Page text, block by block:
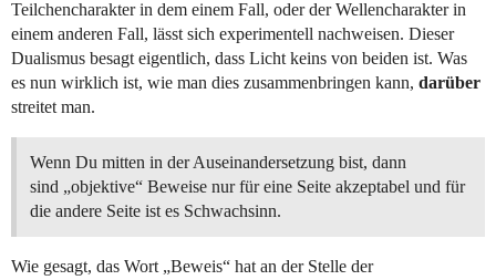
Teilchencharakter in dem einem Fall, oder der Wellencharakter in
einem anderen Fall, lässt sich experimentell nachweisen. Dieser
Dualismus besagt eigentlich, dass Licht keins von beiden ist. Was
es nun wirklich ist, wie man dies zusammenbringen kann, darüber
streitet man.
Wenn Du mitten in der Auseinandersetzung bist, dann
sind „objektive“ Beweise nur für eine Seite akzeptabel und für
die andere Seite ist es Schwachsinn.
Wie gesagt, das Wort „Beweis“ hat an der Stelle der